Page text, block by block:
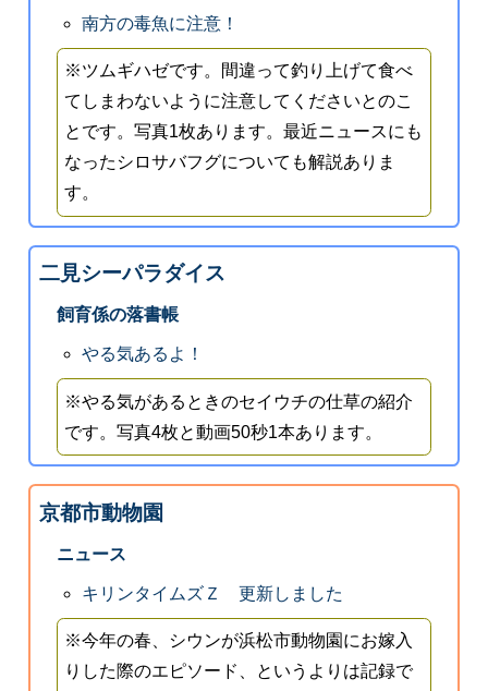
南方の毒魚に注意！
※ツムギハゼです。間違って釣り上げて食べ
てしまわないように注意してくださいとのこ
とです。写真1枚あります。最近ニュースにも
なったシロサバフグについても解説ありま
す。
二見シーパラダイス
飼育係の落書帳
やる気あるよ！
※やる気があるときのセイウチの仕草の紹介
です。写真4枚と動画50秒1本あります。
京都市動物園
ニュース
キリンタイムズＺ 更新しました
※今年の春、シウンが浜松市動物園にお嫁入
りした際のエピソード、というよりは記録で